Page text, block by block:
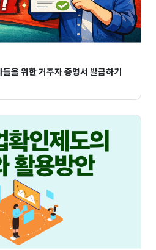
을 위한 거주자 증명서 발급하기